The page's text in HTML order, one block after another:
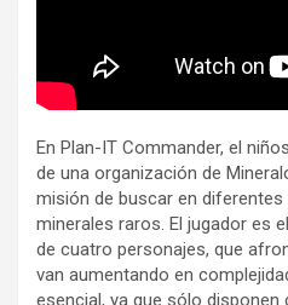
En Plan-IT Commander, el
de una organización de
misión de buscar en
minerales raros. El jugador es
de cuatro personajes, que
van aumentando en
esencial, ya que sólo